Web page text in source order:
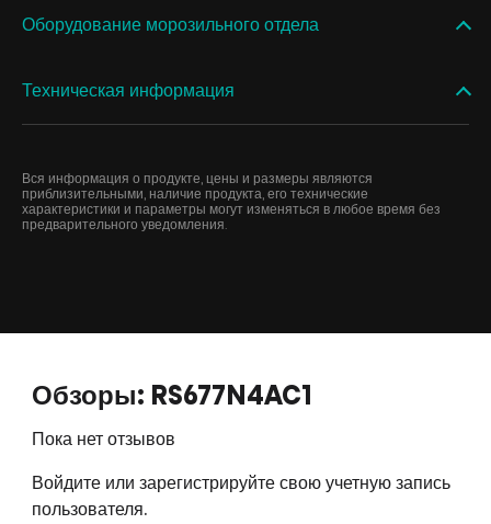
Оборудование морозильного отдела
Техническая информация
Вся информация о продукте, цены и размеры являются
приблизительными, наличие продукта, его технические
характеристики и параметры могут изменяться в любое время без
предварительного уведомления.
Обзоры: RS677N4AC1
Пока нет отзывов
Войдите или зарегистрируйте свою учетную запись
пользователя.